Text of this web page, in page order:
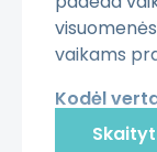
vaikams
Kodėl